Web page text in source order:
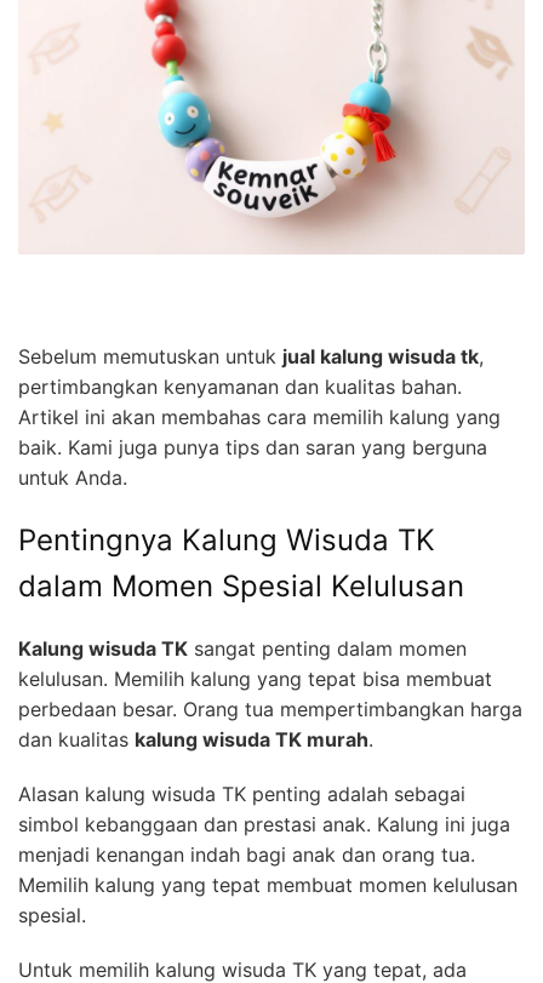
Sebelum memutuskan untuk jual kalung wisuda tk,
pertimbangkan kenyamanan dan kualitas bahan.
Artikel ini akan membahas cara memilih kalung yang
baik. Kami juga punya tips dan saran yang berguna
untuk Anda.
Pentingnya Kalung Wisuda TK
dalam Momen Spesial Kelulusan
Kalung wisuda TK sangat penting dalam momen
kelulusan. Memilih kalung yang tepat bisa membuat
perbedaan besar. Orang tua mempertimbangkan harga
dan kualitas kalung wisuda TK murah.
Alasan kalung wisuda TK penting adalah sebagai
simbol kebanggaan dan prestasi anak. Kalung ini juga
menjadi kenangan indah bagi anak dan orang tua.
Memilih kalung yang tepat membuat momen kelulusan
spesial.
Untuk memilih kalung wisuda TK yang tepat, ada